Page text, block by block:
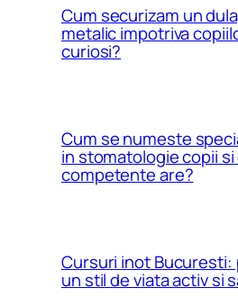
Cum securizam un
metalic impotriva
curiosi?
Cum se numeste
in stomatologie copii si
competente are?
Cursuri inot Bucuresti:
un stil de viata activ si